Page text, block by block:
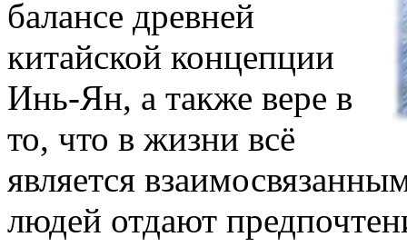
балансе древней
китайской концепции
Инь-Ян, а также вере в
то, что в жизни всё
является
людей отдают